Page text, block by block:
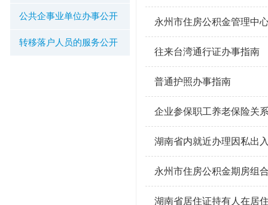
公共企事业单位办事公开
转移落户人员的服务公开
永州市住房公积金管理中
往来台湾通行证办事指南
普通护照办事指南
企业参保职工养老保险关
湖南省内就近办理因私出
永州市住房公积金期房组
湖南省居住证持有人在居